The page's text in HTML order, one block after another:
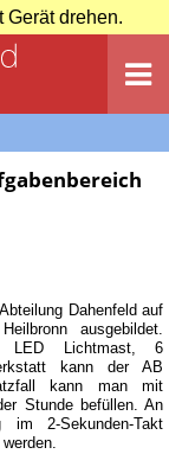
Gerät drehen.
Dahenfeld auf
ausgebildet.
LED Lichtmast, 6
kann der AB
kann man mit
Stunde befüllen. An
im 2-Sekunden-Takt